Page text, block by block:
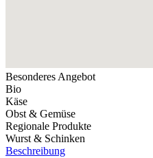
Besonderes Angebot
Bio
Käse
Obst & Gemüse
Regionale Produkte
Wurst & Schinken
Beschreibung